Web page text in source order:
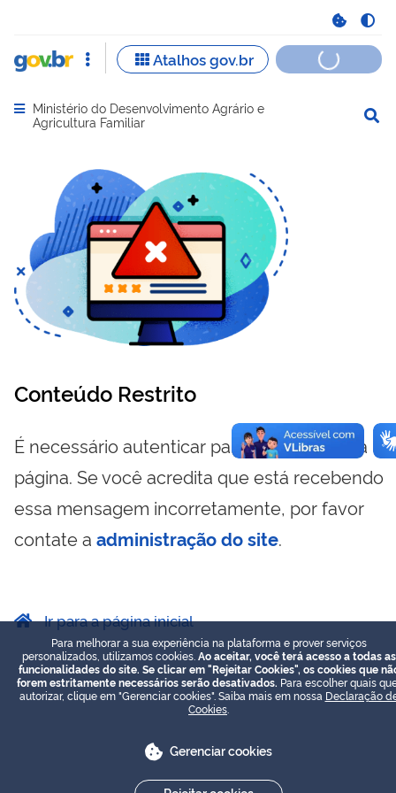
Abrir menu principal de navegação
Ministério do Desenvolvimento Agrário e
Agricultura Familiar
Conteúdo Restrito
É necessário autenticar para visualizar essa
página. Se você acredita que está recebendo
essa mensagem incorretamente, por favor
contate a administração do site.
Ir para a página inicial
Para melhorar a sua experiência na plataforma e prover serviços
personalizados, utilizamos cookies. Ao aceitar, você terá acesso a todas as
funcionalidades do site. Se clicar em "Rejeitar Cookies", os cookies que
forem estritamente necessários serão desativados. Para escolher quais
autorizar, clique em "Gerenciar cookies". Saiba mais em nossa Declaração
Cookies
Gerenciar cookies